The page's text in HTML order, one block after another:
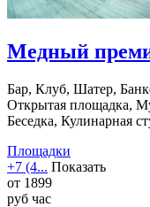
Медный
Бар, Клуб, Шатер,
Открытая площадка,
Беседка, Кулинарная
Площадки
+7 (4... Показать
от 1899
руб час